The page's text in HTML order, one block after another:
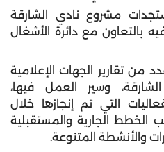
مشروع نادي الشارقة
بالتعاون مع دائرة الأشغال
من تقارير الجهات الإعلامية
وسير العمل فيها،
التي تم إنجازها خلال
الخطط الجارية والمستقبلية
والأنشطة المتنوعة.